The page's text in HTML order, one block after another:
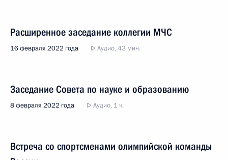
Расширенное заседание коллегии МЧС
16 февраля 2022 года Аудио, 43 мин.
Заседание Совета по науке и образованию
8 февраля 2022 года Аудио, 1 ч.
Встреча со спортсменами олимпийской команды